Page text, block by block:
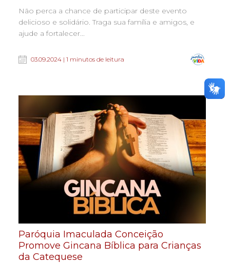
Não perca a chance de participar deste evento
delicioso e solidário. Traga sua família e amigos, e
ajude a fortalecer...
03.09.2024 | 1 minutos de leitura
Paróquia Imaculada Conceição
Promove Gincana Bíblica para Crianças
da Catequese